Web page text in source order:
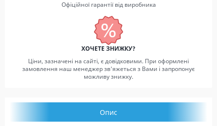
Офіційної гарантії від виробника
ХОЧЕТЕ ЗНИЖКУ?
Ціни, зазначені на сайті, є довідковими. При оформлені
замовлення наш менеджер зв'яжеться з Вами і запропонує
можливу знижку.
Опис